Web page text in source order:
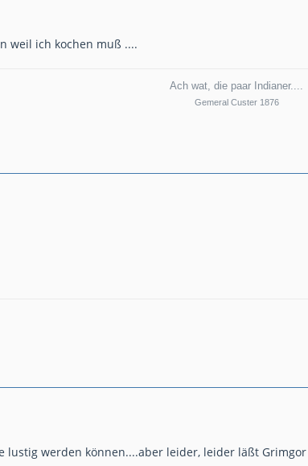
weil ich kochen muß ....
Ach wat, die paar Indianer....
Gemeral Custer 1876
lustig werden können....aber leider, leider läßt